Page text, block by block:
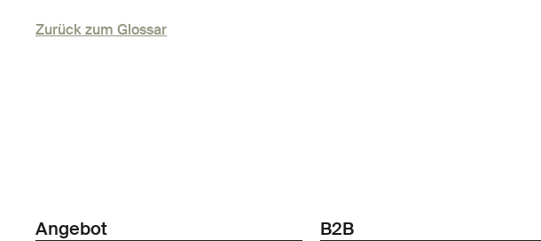
Zurück zum Glossar
Angebot B2B